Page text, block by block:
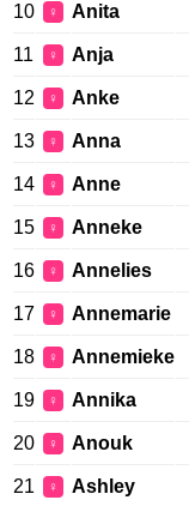
10 ♀ Anita
11 ♀ Anja
12 ♀ Anke
13 ♀ Anna
14 ♀ Anne
15 ♀ Anneke
16 ♀ Annelies
17 ♀ Annemarie
18 ♀ Annemieke
19 ♀ Annika
20 ♀ Anouk
21 ♀ Ashley